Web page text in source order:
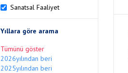
Sanatsal Faaliyet
Yıllara göre arama
Tümünü göster
2026yılından beri
2025yılından beri